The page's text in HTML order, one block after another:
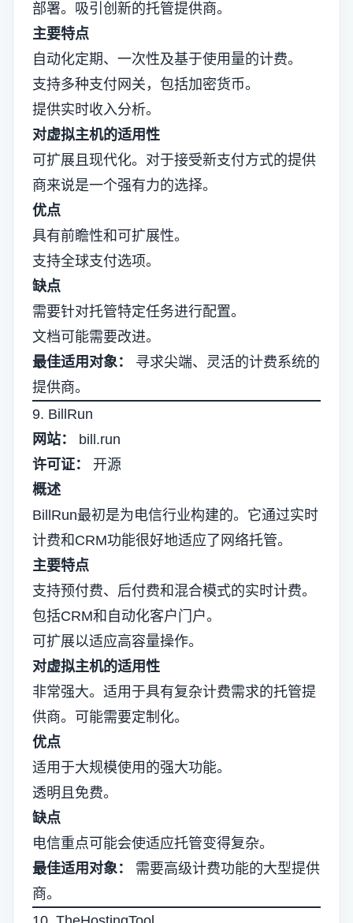
部署。吸引创新的托管提供商。
主要特点
自动化定期、一次性及基于使用量的计费。
支持多种支付网关，包括加密货币。
提供实时收入分析。
对虚拟主机的适用性
可扩展且现代化。对于接受新支付方式的提供
商来说是一个强有力的选择。
优点
具有前瞻性和可扩展性。
支持全球支付选项。
缺点
需要针对托管特定任务进行配置。
文档可能需要改进。
最佳适用对象：
寻求尖端、灵活的计费系统的
提供商。
9. BillRun
网站：
bill.run
许可证：
开源
概述
BillRun最初是为电信行业构建的。它通过实时
计费和CRM功能很好地适应了网络托管。
主要特点
支持预付费、后付费和混合模式的实时计费。
包括CRM和自动化客户门户。
可扩展以适应高容量操作。
对虚拟主机的适用性
非常强大。适用于具有复杂计费需求的托管提
供商。可能需要定制化。
优点
适用于大规模使用的强大功能。
透明且免费。
缺点
电信重点可能会使适应托管变得复杂。
最佳适用对象：
需要高级计费功能的大型提供
商。